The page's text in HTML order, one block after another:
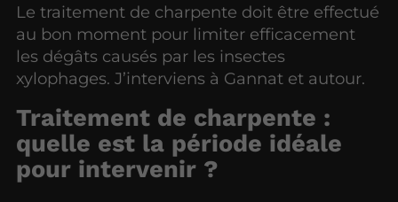
Le traitement de charpente doit être effectué
au bon moment pour limiter efficacement
les dégâts causés par les insectes
xylophages. J’interviens à Gannat et autour.
Traitement de charpente :
quelle est la période idéale
pour intervenir ?